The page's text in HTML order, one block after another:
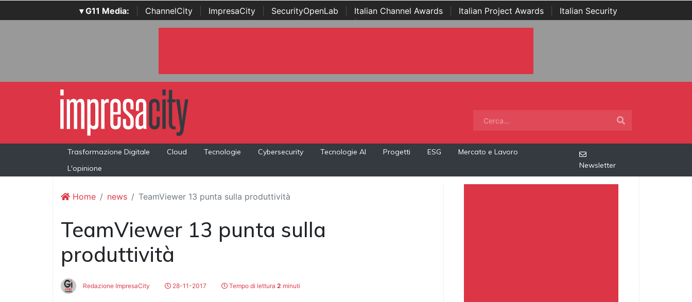
▾ G11 Media: ChannelCity ImpresaCity SecurityOpenLab Italian Channel Awards Italian Project Awards
Italian Security
Awards | ...
Trasformazione Digitale Cloud Tecnologie Cybersecurity Tecnologie AI Progetti ESG
Mercato e Lavoro
L'opinione
Newsletter
Home news TeamViewer 13 punta sulla produttività
TeamViewer 13 punta sulla
produttività
Redazione ImpresaCity 28-11-2017 Tempo di lettura 2 minuti